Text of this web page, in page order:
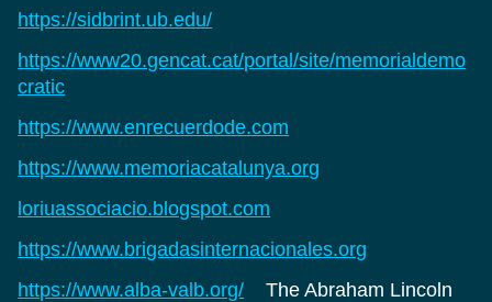
https://sidbrint.ub.edu/
https://www20.gencat.cat/portal/site/memorialdemo
cratic
https://www.enrecuerdode.com
https://www.memoriacatalunya.org
loriuassociacio.blogspot.com
https://www.brigadasinternacionales.org
https://www.alba-valb.org/ The Abraham Lincoln